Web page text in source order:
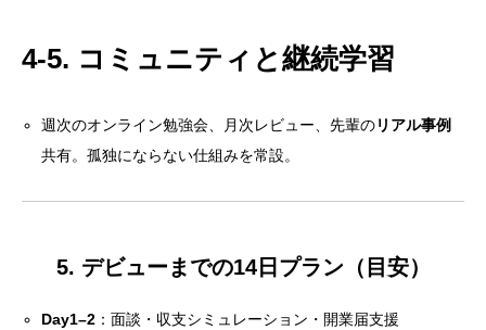
4-5. コミュニティと継続学習
週次のオンライン勉強会、月次レビュー、先輩のリアル事例
共有。孤独にならない仕組みを常設。
5. デビューまでの14日プラン（目安）
Day1–2 ：面談・収支シミュレーション・開業届支援
9. よくある質問（FAQ）